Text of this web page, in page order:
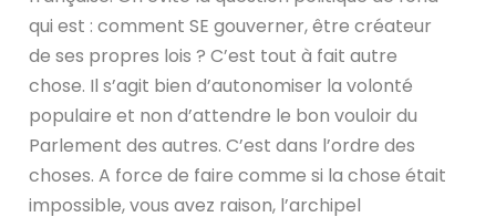
qui est : comment SE gouverner, être créateur
de ses propres lois ? C’est tout à fait autre
chose. Il s’agit bien d’autonomiser la volonté
populaire et non d’attendre le bon vouloir du
Parlement des autres. C’est dans l’ordre des
choses. A force de faire comme si la chose était
impossible, vous avez raison, l’archipel